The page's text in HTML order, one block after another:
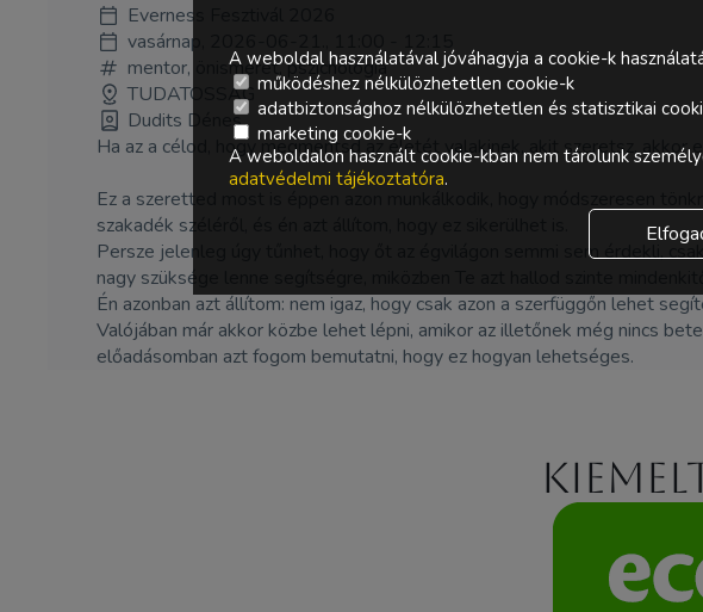
Everness Fesztivál 2026
vasárnap, 2026-06-21., 11:00 - 12:15
mentor, önismeret, pszichológia
TUDATOSSÁG
Dudits Dénes
Ha az a célod, hogy megmentsd az életét valakinek, akit szeretsz, akkor
Ez a szeretted most is éppen azon munkálkodik, hogy módszeresen
szakadék széléről, és én azt állítom, hogy ez sikerülhet is.
Persze jelenleg úgy tűnhet, hogy őt az égvilágon semmi sem érdekli,
nagy szüksége lenne segítségre, miközben Te azt hallod szinte
Én azonban azt állítom: nem igaz, hogy csak azon a szerfüggőn lehet
Valójában már akkor közbe lehet lépni, amikor az illetőnek még nincs
előadásomban azt fogom bemutatni, hogy ez hogyan lehetséges.
A weboldal használatával jóváhagyja a cookie-k
működéshez nélkülözhetetlen cookie-k
adatbiztonsághoz nélkülözhetetlen és statisztikai
marketing cookie-k
A weboldalon használt cookie-kban nem tárolunk
adatvédelmi tájékoztatóra.